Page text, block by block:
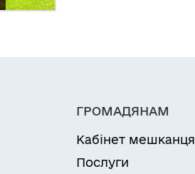
ГРОМАДЯНАМ
Кабінет мешканця
Послуги